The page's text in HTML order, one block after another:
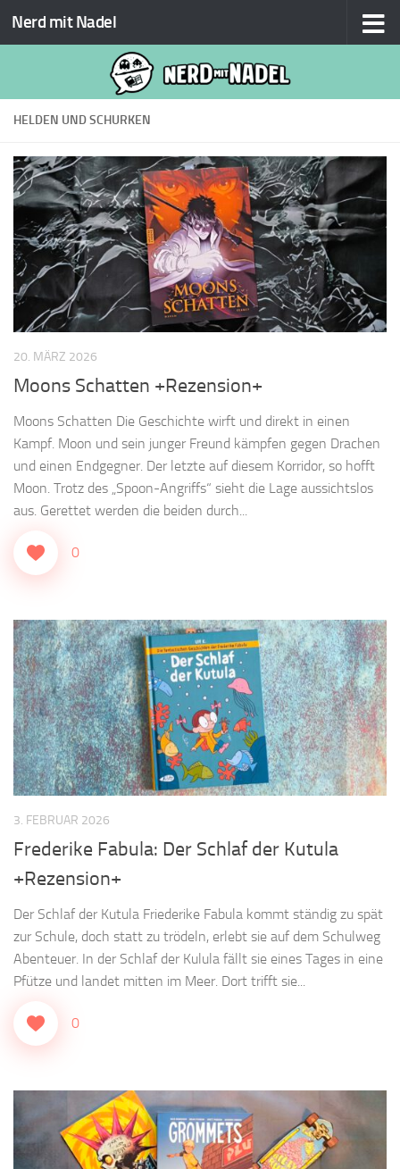
Zum Inhalt springen
Nerd mit Nadel
HELDEN UND SCHURKEN
20. MÄRZ 2026
Moons Schatten +Rezension+
Moons Schatten Die Geschichte wirft und direkt in einen
Kampf. Moon und sein junger Freund kämpfen gegen Drachen
und einen Endgegner. Der letzte auf diesem Korridor, so hofft
Moon. Trotz des „Spoon-Angriffs“ sieht die Lage aussichtslos
aus. Gerettet werden die beiden durch...
0
3. FEBRUAR 2026
Frederike Fabula: Der Schlaf der Kutula
+Rezension+
Der Schlaf der Kutula Friederike Fabula kommt ständig zu spät
zur Schule, doch statt zu trödeln, erlebt sie auf dem Schulweg
Abenteuer. In der Schlaf der Kulula fällt sie eines Tages in eine
Pfütze und landet mitten im Meer. Dort trifft sie...
0